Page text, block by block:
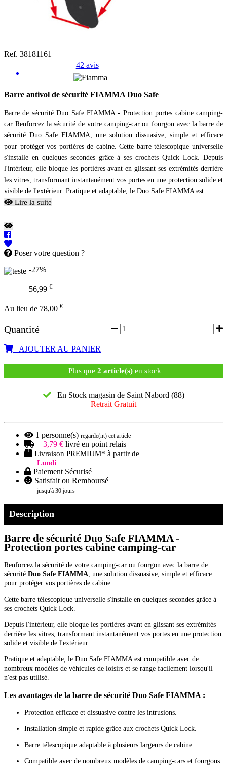
Ref. 38181161
42 avis
Barre antivol de sécurité FIAMMA Duo Safe
Barre de sécurité Duo Safe FIAMMA - Protection portes cabine camping-
car Renforcez la sécurité de votre camping-car ou fourgon avec la barre de
sécurité Duo Safe FIAMMA, une solution dissuasive, simple et efficace
pour protéger vos portières de cabine. Cette barre télescopique universelle
s'installe en quelques secondes grâce à ses crochets Quick Lock. Depuis
l'intérieur, elle bloque les portières avant en glissant ses extrémités derrière
les vitres, transformant instantanément vos portes en une protection solide et
visible de l'extérieur. Pratique et adaptable, le Duo Safe FIAMMA est ...
Lire la suite
Poser votre question ?
-27%
56,99 €
Au lieu de 78,00 €
Quantité
AJOUTER AU PANIER
Plus que 2 article(s)en stock
En Stock magasin de Saint Nabord (88)
Retrait Gratuit
1 personne(s) regarde(nt) cet article
+ 3,79 € livré en point relais
Livraison PREMIUM* à partir de
Lundi
Paiement Sécurisé
Satisfait ou Remboursé
jusqu'à 30 jours
Description
Barre de sécurité Duo Safe FIAMMA -
Protection portes cabine camping-car
Renforcez la sécurité de votre camping-car ou fourgon avec la barre de
sécurité Duo Safe FIAMMA, une solution dissuasive, simple et efficace
pour protéger vos portières de cabine.
Cette barre télescopique universelle s'installe en quelques secondes grâce à
ses crochets Quick Lock.
Depuis l'intérieur, elle bloque les portières avant en glissant ses extrémités
derrière les vitres, transformant instantanément vos portes en une protection
solide et visible de l'extérieur.
Pratique et adaptable, le Duo Safe FIAMMA est compatible avec de
nombreux modèles de véhicules de loisirs et se range facilement lorsqu'il
n'est pas utilisé.
Les avantages de la barre de sécurité Duo Safe FIAMMA :
Protection efficace et dissuasive contre les intrusions.
Installation simple et rapide grâce aux crochets Quick Lock.
Barre télescopique adaptable à plusieurs largeurs de cabine.
Compatible avec de nombreux modèles de camping-cars et fourgons.